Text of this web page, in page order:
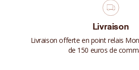
Livraison
Livraison offerte en point relais
de 150 euros de